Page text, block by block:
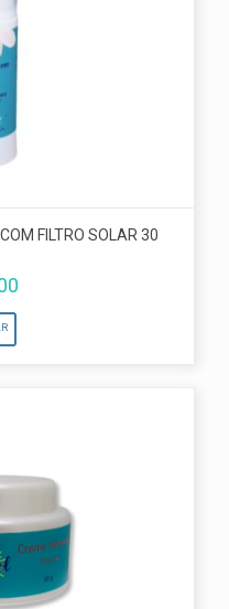
FILTRO SOLAR 30